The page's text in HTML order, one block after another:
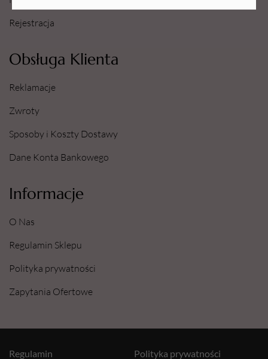
Rejestracja
Obsługa Klienta
Reklamacje
Zwroty
Sposoby i Koszty Dostawy
Dane Konta Bankowego
Informacje
O Nas
Regulamin Sklepu
Polityka prywatności
Zapytania Ofertowe
Polityka prywatności
Regulamin